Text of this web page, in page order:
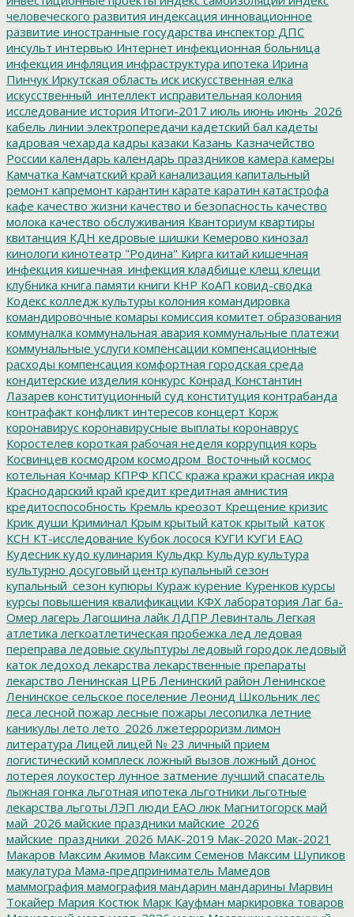
человеческого развития индексация инновационное
развитие иностранные государства инспектор ДПС
инсульт интервью Интернет инфекционная больница
инфекция инфляция инфраструктура ипотека Ирина
Пинчук Иркутская область иск искусственная елка
искусственный_интеллект исправительная колония
исследование история Итоги-2017 июль июнь июнь_2026
кабель линии электропередачи кадетский бал кадеты
кадровая чехарда кадры казаки Казань Казначейство
России календарь календарь праздников камера камеры
Камчатка Камчатский край канализация капитальный
ремонт капремонт карантин карате каратин катастрофа
кафе качество жизни качество и безопасность качество
молока качество обслуживания Кванториум квартиры
квитанция КДН кедровые шишки Кемерово кинозал
кинологи кинотеатр "Родина" Кирга китай кишечная
инфекция кишечная_инфекция кладбище клещ клещи
клубника книга памяти книги КНР КоАП ковид-сводка
Кодекс колледж культуры колония командировка
командировочные комары комиссия комитет образования
коммуналка коммунальная авария коммунальные платежи
коммунальные услуги компенсации компенсационные
расходы компенсация комфортная городская среда
кондитерские изделия конкурс Конрад Константин
Лазарев конституционный суд конституция контрабанда
контрафакт конфликт интересов концерт Корж
коронавирус коронавирусные выплаты коронаврус
Коростелев короткая рабочая неделя коррупция корь
Косвинцев космодром космодром_Восточный космос
котельная Кочмар КПРФ КПСС кража кражи красная икра
Краснодарский край кредит кредитная амнистия
кредитоспособность Кремль креозот Крещение кризис
Крик души Криминал Крым крытый каток крытый_каток
КСН КТ-исследование Кубок лосося КУГИ КУГИ ЕАО
Кудесник кудо кулинария Кульдкр Кульдур культура
культурно досуговый центр купальный сезон
купальный_сезон купюры Кураж курение Куренков курсы
курсы повышения квалификации КФХ лаборатория Лаг ба-
Омер лагерь Лагошина лайк ЛДПР Левинталь Легкая
атлетика легкоатлетическая пробежка лед ледовая
переправа ледовые скульптуры ледовый городок ледовый
каток ледоход лекарства лекарственные препараты
лекарство Ленинская ЦРБ Ленинский район Ленинское
Ленинское сельское поселение Леонид Школьник лес
леса лесной пожар лесные пожары лесопилка летние
каникулы лето лето_2026 лжетерроризм лимон
литература Лицей лицей № 23 личный прием
логистический комплеск ложный вызов ложный донос
лотерея лоукостер лунное затмение лучший спасатель
лыжная гонка льготная ипотека льготники льготные
лекарства льготы ЛЭП люди ЕАО люк Магнитогорск май
май_2026 майские праздники майские_2026
майские_праздники_2026 МАК-2019 Мак-2020 Мак-2021
Макаров Максим Акимов Максим Семенов Максим Шупиков
макулатура Мама-предприниматель Мамедов
маммография мамография мандарин мандарины Марвин
Токайер Мария Костюк Марк Кауфман маркировка товаров